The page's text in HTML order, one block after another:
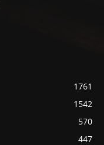
1761
1542
570
447